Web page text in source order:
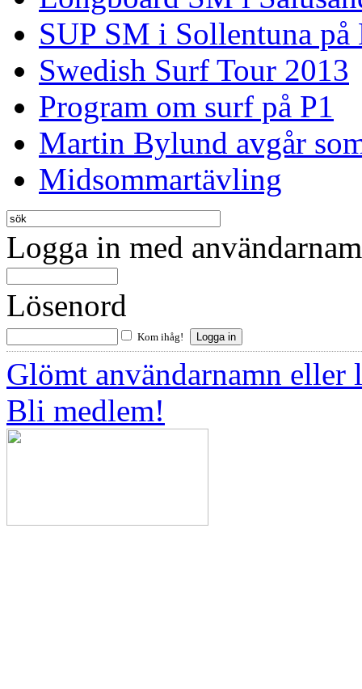
SUP SM i Sollentuna på
Swedish Surf Tour 2013
Program om surf på P1
Martin Bylund avgår
Midsommartävling
Logga in med
Lösenord
Kom ihåg!
Glömt användarnamn eller
Bli medlem!